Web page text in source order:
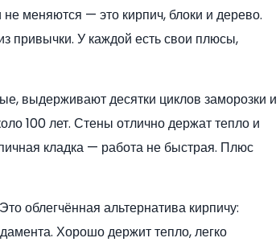
не меняются — это кирпич, блоки и дерево.
привычки. У каждой есть свои плюсы,
выдерживают десятки циклов заморозки и
100 лет. Стены отлично держат тепло и
кладка — работа не быстрая. Плюс
облегчённая альтернатива кирпичу:
Хорошо держит тепло, легко